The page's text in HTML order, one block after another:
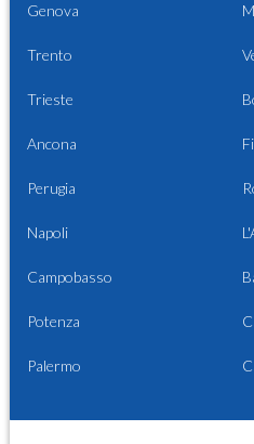
Genova
Trento
Trieste
Ancona
Perugia
Napoli
Campobasso
Potenza
Palermo